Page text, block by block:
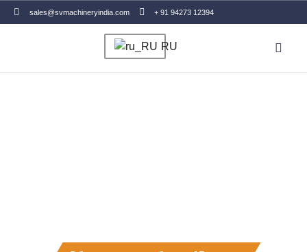
sales@svmachineryindia.com + 91 94273 12394
RU